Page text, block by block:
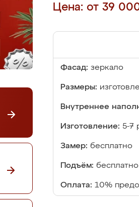
Цена: от 39
Фасад: зеркало
Размеры:
Внутреннее
Изготовление: 5-7
Замер: бесплатно
Подъём: бесплатно
Оплата: 10%